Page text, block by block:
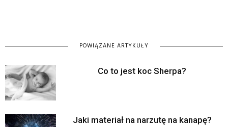
POWIĄZANE ARTYKUŁY
Co to jest koc Sherpa?
Jaki materiał na narzutę na kanapę?